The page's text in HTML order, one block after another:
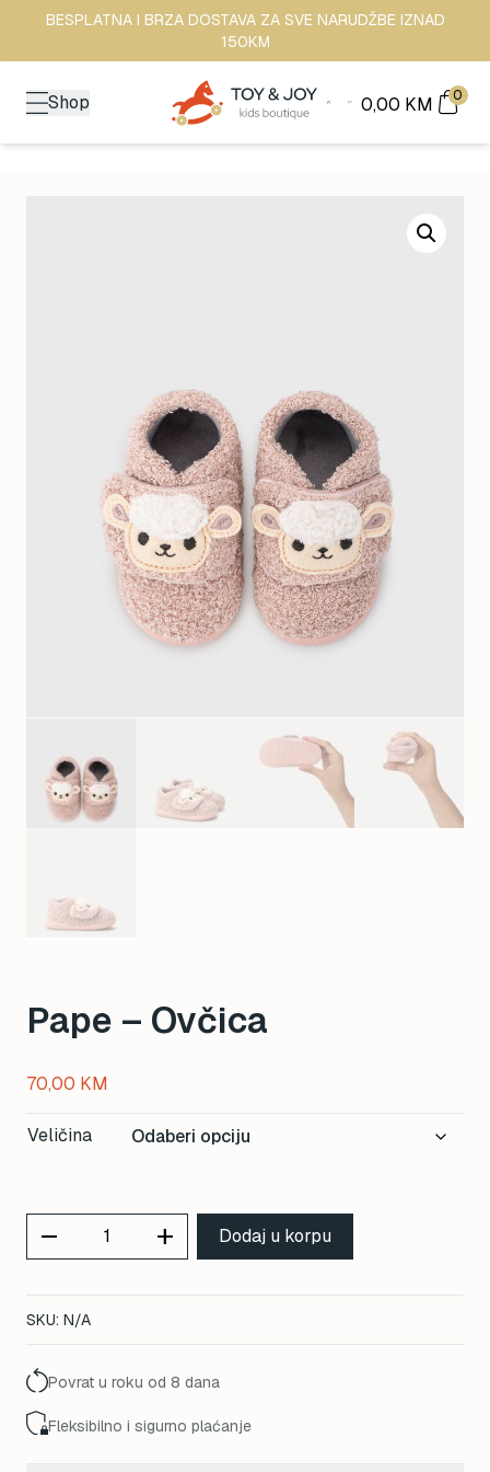
BESPLATNA I BRZA DOSTAVA ZA SVE NARUDŽBE IZNAD
150KM
Shop 0,00 KM 0
Pape – Ovčica
70,00 KM
Veličina
remove add Dodaj u korpu
SKU: N/A
Povrat u roku od 8 dana
Fleksibilno i sigurno plaćanje